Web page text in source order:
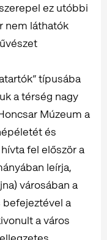
ez utóbbi
nem láthatók
típusába
a térség nagy
Múzeum a
és
fel először a
leírja,
városában a
a
a város